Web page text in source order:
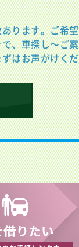
ります。ご希
、車探し〜ご
はお声がけく